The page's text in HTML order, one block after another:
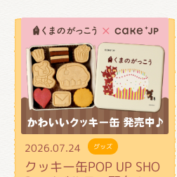
2026.07.24 グッズ
クッキー缶POP UP SHO